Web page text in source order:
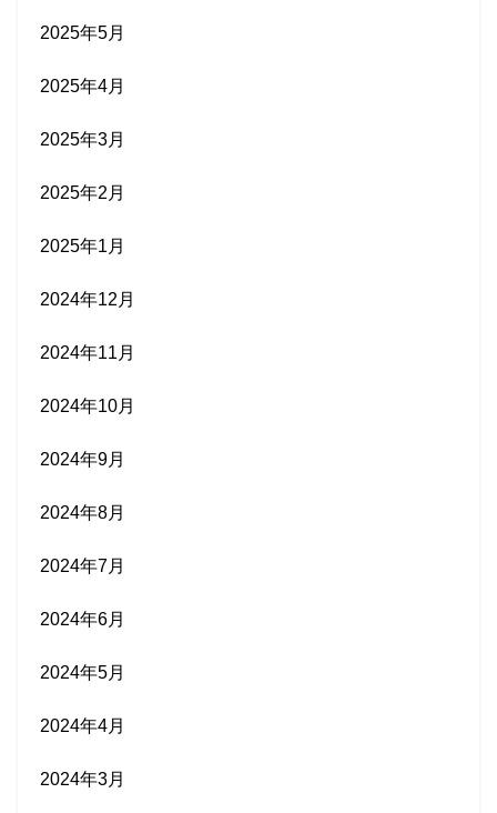
2025年5月
2025年4月
2025年3月
2025年2月
2025年1月
2024年12月
2024年11月
2024年10月
2024年9月
2024年8月
2024年7月
2024年6月
2024年5月
2024年4月
2024年3月